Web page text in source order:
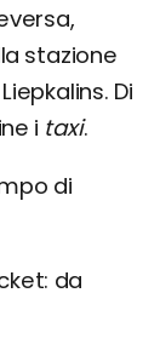
stazione
Di
i taxi.
di
da